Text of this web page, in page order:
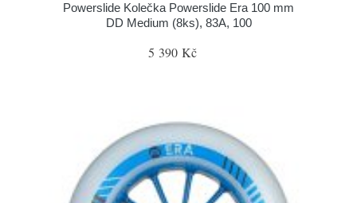
Powerslide Kolečka Powerslide Era 100 mm
DD Medium (8ks), 83A, 100
5 390 Kč